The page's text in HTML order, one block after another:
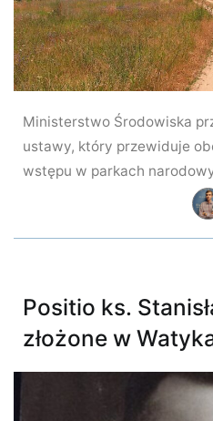
Ministerstwo Środowiska
ustawy, który przewiduje
wstępu w parkach
Positio ks.
złożone w